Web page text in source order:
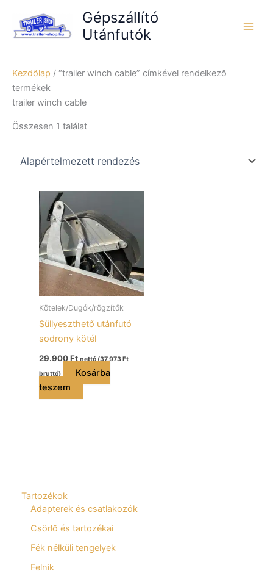
content
Gépszállító
Utánfutók
Tartozékok
Adapterek és csatlakozók
Csörlő és tartozékai
Fék nélküli tengelyek
Felnik
Kezdőlap / “trailer winch cable” címkével rendelkező
termékek
trailer winch cable
Összesen 1 találat
Kötelek/Dugók/rögzítők
Süllyeszthető utánfutó
sodrony kötél
29.900Ft nettó (37.973Ft
bruttó)
Kosárba
teszem